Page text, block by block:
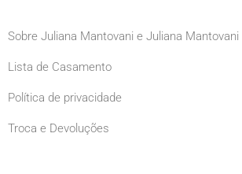
Sobre Juliana Mantovani e Juliana Mantovani
Lista de Casamento
Política de privacidade
Troca e Devoluções